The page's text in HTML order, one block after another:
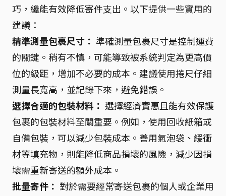
巧，纔能有效降低寄件支出。以下提供一些實用的
建議：
精準測量包裹尺寸： 準確測量包裹尺寸是控制運費
的關鍵。稍有不慎，可能導致被系統判定為更高價
位的級距，增加不必要的成本。建議使用捲尺仔細
測量長寬高，並記錄下來，避免錯誤。
選擇合適的包裝材料： 選擇經濟實惠且能有效保護
包裹的包裝材料至關重要。例如，使用回收紙箱或
自備包裝，可以減少包裝成本。善用氣泡袋、緩衝
材等填充物，則能降低商品損壞的風險，減少因損
壞需重新寄送的額外成本。
批量寄件： 對於需要經常寄送包裹的個人或企業用